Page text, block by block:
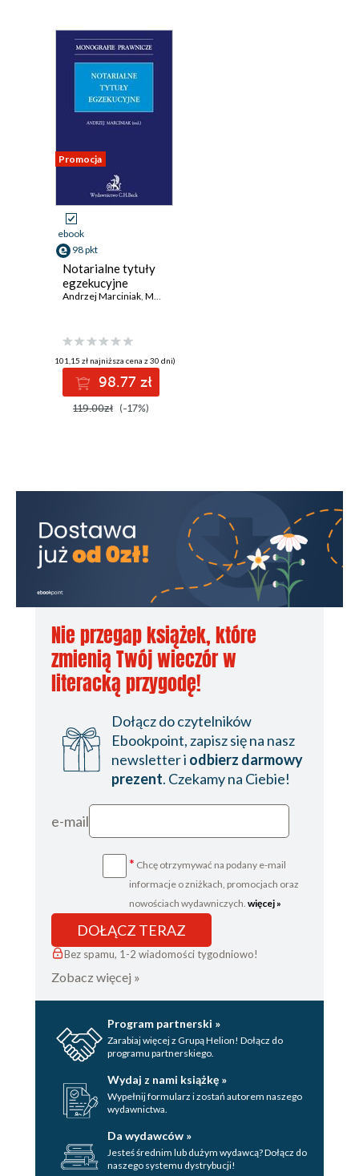
Promocja
ebook
98 pkt
Notarialne tytuły
egzekucyjne
Andrzej Marciniak, Mariusz Jabłoński
(101,15 zł najniższa cena z 30 dni)
98.77 zł
119.00zł (-17%)
Nie przegap książek, które
zmienią Twój wieczór w
literacką przygodę!
Dołącz do czytelników
Ebookpoint, zapisz się na nasz
newsletter i odbierz darmowy
prezent. Czekamy na Ciebie!
e-mail
* Chcę otrzymywać na podany e-mail
informacje o zniżkach, promocjach oraz
nowościach wydawniczych. więcej »
DOŁĄCZ TERAZ
Bez spamu, 1-2 wiadomości tygodniowo!
Zobacz więcej »
Program partnerski »
Zarabiaj więcej z Grupą Helion! Dołącz do
programu partnerskiego.
Wydaj z nami książkę »
Wypełnij formularz i zostań autorem naszego
wydawnictwa.
Da wydawców »
Jesteś średnim lub dużym wydawcą? Dołącz do
naszego systemu dystrybucji!